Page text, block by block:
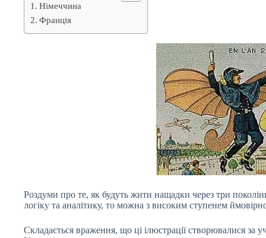
Німеччина
Франція
Роздуми про те, як будуть жити нащадки через три
логіку та аналітику, то можна з високим ступенем
Складається враження, що ці ілюстрації створювалися за